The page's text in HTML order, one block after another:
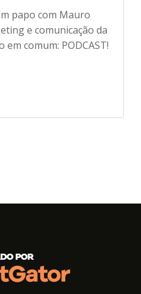
papo com Mauro
e comunicação da
comum: PODCAST!